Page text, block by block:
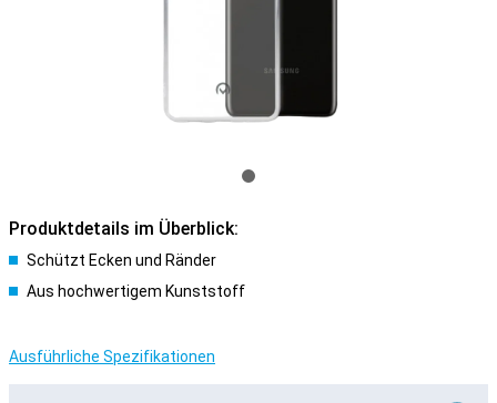
Produktdetails im Überblick:
Schützt Ecken und Ränder
Aus hochwertigem Kunststoff
Ausführliche Spezifikationen